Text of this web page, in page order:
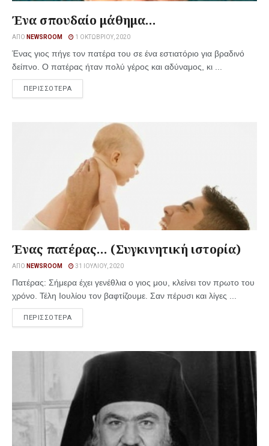
Ένα σπουδαίο μάθημα…
ΑΠΌ NEWSROOM 1 ΟΚΤΩΒΡΊΟΥ, 2020
Ένας γιος πήγε τον πατέρα του σε ένα εστιατόριο για βραδινό
δείπνο. Ο πατέρας ήταν πολύ γέρος και αδύναμος, κι ...
ΠΕΡΙΣΣΟΤΕΡΑ
Ένας πατέρας… (Συγκινητική ιστορία)
ΑΠΌ NEWSROOM 31 ΙΟΥΛΊΟΥ, 2020
Πατέρας: Σήμερα έχει γενέθλια ο γιος μου, κλείνει τον πρωτο του
χρόνο. Τέλη Ιουλίου τον βαφτίζουμε. Σαν πέρυσι και λίγες ...
ΠΕΡΙΣΣΟΤΕΡΑ